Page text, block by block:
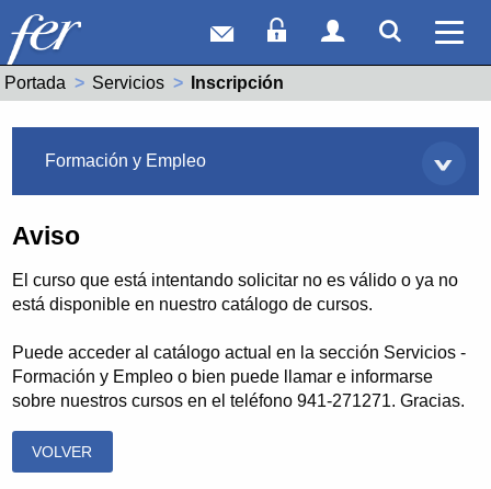
Correo webAcceso Socios
Acceso
Portada Servicios Actual:
Inscripción
Formación y Empleo
Aviso
El curso que está intentando solicitar no es válido o ya no
está disponible en nuestro catálogo de cursos.
Puede acceder al catálogo actual en la sección Servicios -
Formación y Empleo o bien puede llamar e informarse
sobre nuestros cursos en el teléfono 941-271271. Gracias.
VOLVER